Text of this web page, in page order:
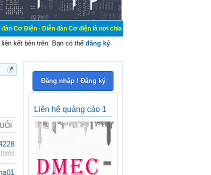
- Diễn đàn Cơ điện là nơi chia sẽ kiến thức kinh nghiệm trong lãnh
kết bên trên. Bạn có thể đăng ký
trước
Đăng nhập / Đăng ký
Liên hệ quảng cáo 1